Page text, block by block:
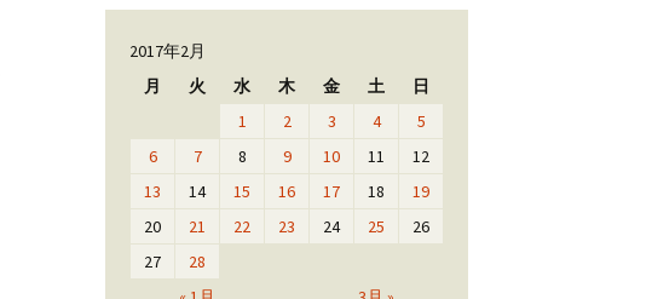
2017年2月
月
火 水 木 金 土 日
1 2 3 4
5
6
7 8 9 10 11
12
13
14 15 16 17 18
19
20
21 22 23 24 25
26
27
28